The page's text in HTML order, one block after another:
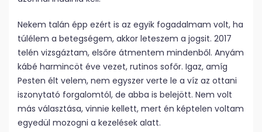
Nekem talán épp ezért is az egyik fogadalmam volt, ha
túlélem a betegségem, akkor leteszem a jogsit. 2017
telén vizsgáztam, elsőre átmentem mindenből. Anyám
kábé harmincöt éve vezet, rutinos sofőr. Igaz, amíg
Pesten élt velem, nem egyszer verte le a víz az ottani
iszonytató forgalomtól, de abba is belejött. Nem volt
más választása, vinnie kellett, mert én képtelen voltam
egyedül mozogni a kezelések alatt.